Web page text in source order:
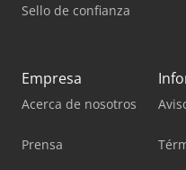
Sello de confianza
Empresa
Acerca de nosotros
Prensa